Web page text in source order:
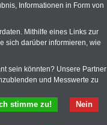
Informationen in Form von
Mithilfe eines Links zur
sich darüber informieren, wie
sein könnten? Unsere Partner
und Messwerte zu
Nein
stimme zu!